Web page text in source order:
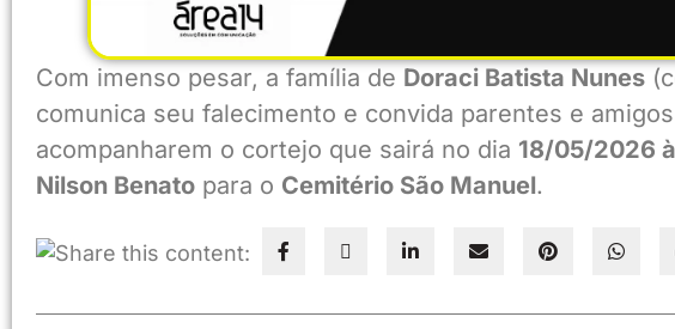
Com imenso pesar, a família de Doraci Batista Nunes
comunica seu falecimento e convida parentes e
acompanharem o cortejo que sairá no dia 18/05/2026
Nilson Benato para o Cemitério São Manuel.
Share this content: